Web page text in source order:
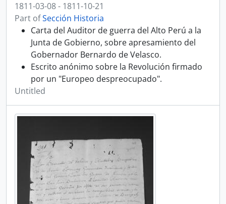
1811-03-08 - 1811-10-21
Part ofSección Historia
Carta del Auditor de guerra del Alto Perú a la
Junta de Gobierno, sobre apresamiento del
Gobernador Bernardo de Velasco.
Escrito anónimo sobre la Revolución firmado
por un "Europeo despreocupado".
Untitled